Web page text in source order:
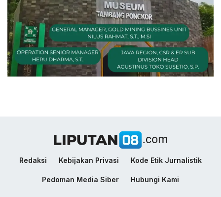
Redaksi Kebijakan Privasi Kode Etik Jurnalistik
Pedoman Media Siber Hubungi Kami